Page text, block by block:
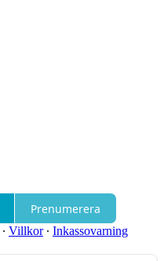
Prenumerera
∙ Villkor∙ Inkassovarning